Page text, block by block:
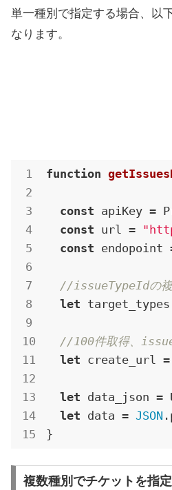
単一種別で指定する場合、以
なります。
function
const apiKey =
const url =
const endopoint
//issueTypeIdの複
let
//100件取得、
let create_url
let data_json =
let data = JSON
}
複数種別でチケットを指